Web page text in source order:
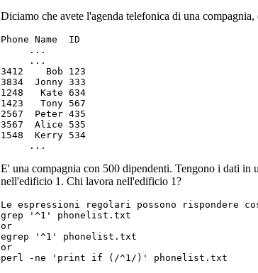
Diciamo che avete l'agenda telefonica di una compagnia,
Phone Name  ID
     ...
     ...
3412    Bob 123
3834  Jonny 333
1248   Kate 634
1423   Tony 567
2567  Peter 435
3567  Alice 535
1548  Kerry 534
E' una compagnia con 500 dipendenti. Tengono i dati
nell'edificio 1. Chi lavora nell'edificio 1?
Le espressioni regolari possono rispondere
grep '^1' phonelist.txt
or
egrep '^1' phonelist.txt
or